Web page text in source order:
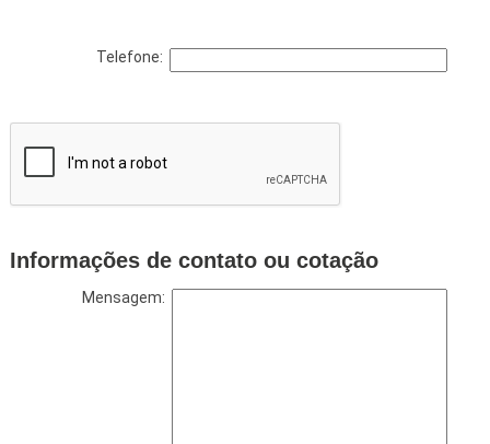
Telefone:
Informações de contato ou cotação
Mensagem: